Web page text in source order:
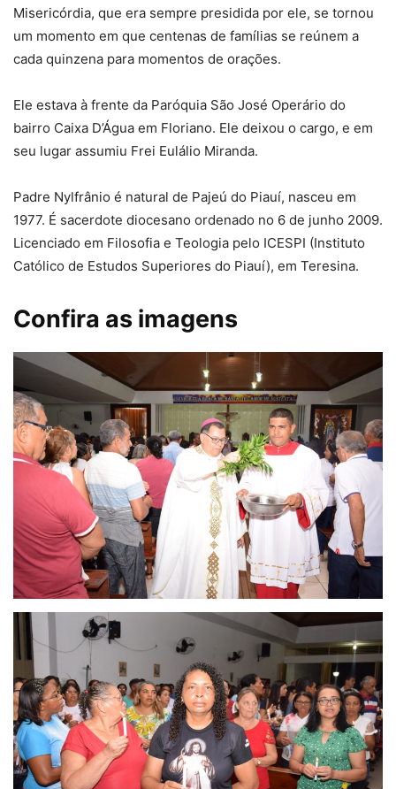
Misericórdia, que era sempre presidida por ele, se tornou
um momento em que centenas de famílias se reúnem a
cada quinzena para momentos de orações.
Ele estava à frente da Paróquia São José Operário do
bairro Caixa D’Água em Floriano. Ele deixou o cargo, e em
seu lugar assumiu Frei Eulálio Miranda.
Padre Nylfrânio é natural de Pajeú do Piauí, nasceu em
1977. É sacerdote diocesano ordenado no 6 de junho 2009.
Licenciado em Filosofia e Teologia pelo ICESPI (Instituto
Católico de Estudos Superiores do Piauí), em Teresina.
Confira as imagens